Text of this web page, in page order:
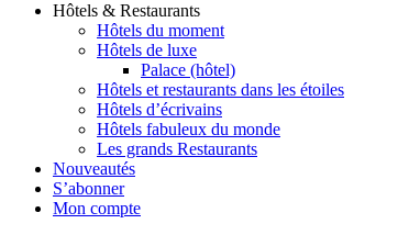
Hôtels & Restaurants
Hôtels du moment
Hôtels de luxe
Palace (hôtel)
Hôtels et restaurants dans les étoiles
Hôtels d’écrivains
Hôtels fabuleux du monde
Les grands Restaurants
Nouveautés
S’abonner
Mon compte